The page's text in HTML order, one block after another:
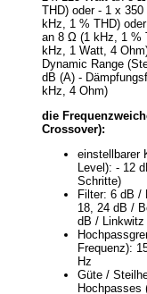
THD) oder - 1 x
kHz, 1 % THD)
an 8 Ω (1 kHz, 1 %
kHz, 1 Watt, 4
Dynamic Range
dB (A) -
kHz, 4 Ohm)
die
Crossover):
einstellbarer
Level): - 12
Schritte)
Filter: 6 dB /
18, 24 dB /
dB /
Frequenz):
Hz
Güte /
Hochpasses